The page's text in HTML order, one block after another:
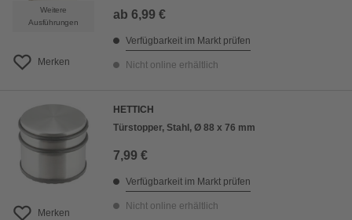
Weitere
Ausführungen
Merken
ab 6,99 €
Verfügbarkeit im Markt prüfen
Nicht online erhältlich
Merken
HETTICH
Türstopper, Stahl, Ø 88 x 76 mm
7,99 €
Verfügbarkeit im Markt prüfen
Nicht online erhältlich